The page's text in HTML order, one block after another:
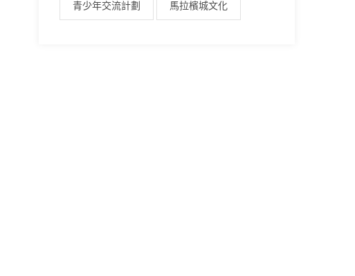
青少年交流計劃 馬拉檳城文化